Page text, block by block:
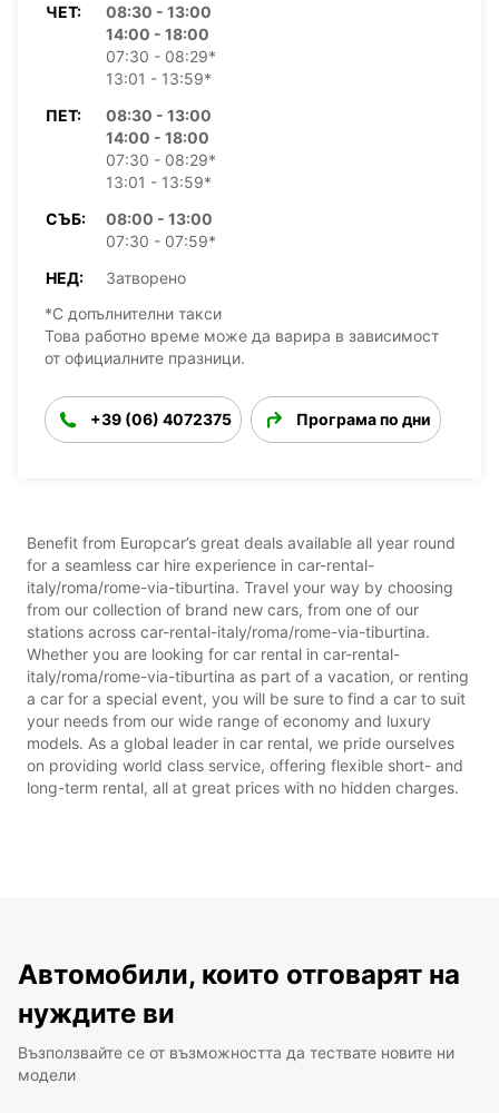
ЧЕТ:
08:30 - 13:00
14:00 - 18:00
07:30 - 08:29*
13:01 - 13:59*
ПЕТ:
08:30 - 13:00
14:00 - 18:00
07:30 - 08:29*
13:01 - 13:59*
СЪБ:
08:00 - 13:00
07:30 - 07:59*
НЕД:
Затворено
*С допълнителни такси
Това работно време може да варира в зависимост
от официалните празници.
+39 (06) 4072375 Програма по дни
Benefit from Europcar’s great deals available all year round
for a seamless car hire experience in car-rental-
italy/roma/rome-via-tiburtina. Travel your way by choosing
from our collection of brand new cars, from one of our
stations across car-rental-italy/roma/rome-via-tiburtina.
Whether you are looking for car rental in car-rental-
italy/roma/rome-via-tiburtina as part of a vacation, or renting
a car for a special event, you will be sure to find a car to suit
your needs from our wide range of economy and luxury
models. As a global leader in car rental, we pride ourselves
on providing world class service, offering flexible short- and
long-term rental, all at great prices with no hidden charges.
Автомобили, които отговарят на
нуждите ви
Възползвайте се от възможността да тествате новите ни
модели